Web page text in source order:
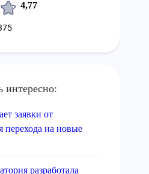
4,77
заявки от
перехода на новые
разработала